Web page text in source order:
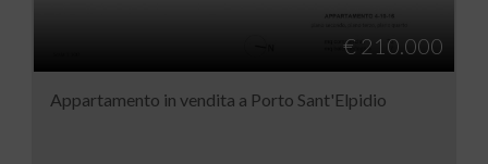
€ 210.000
Appartamento in vendita a Porto Sant'Elpidio